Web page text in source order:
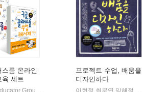
프리렉
스룸 온라인
육 세트
Google Educator Group South Korea,박종필,윤현철,신민철,김재현,박정철,장성순,정미애,신민철,서광석 공
프로젝트 수업, 배움을
디자인하다
이현정,최무연,임해정 공저